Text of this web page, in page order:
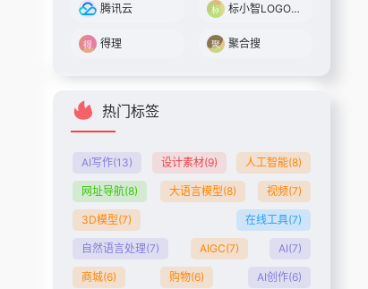
腾讯云 标小智LOGO设计神器
得理 聚合搜
热门标签
AI写作(13) 设计素材(9) 人工智能(8)
网址导航(8) 大语言模型(8) 视频(7)
3D模型(7) 在线工具(7)
自然语言处理(7) AIGC(7) AI(7)
商城(6) 购物(6) AI创作(6)